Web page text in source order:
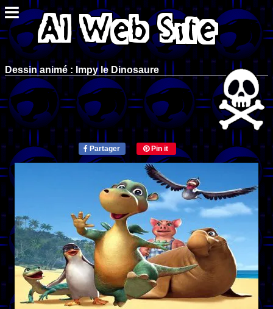
Dessin animé : Impy le Dinosaure
Partager Pin it